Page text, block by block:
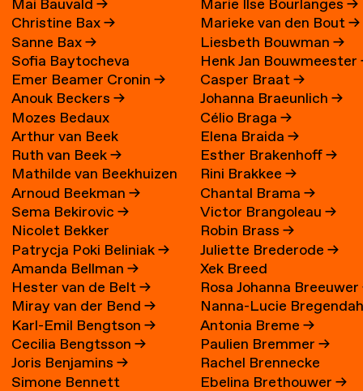
Mai Bauvald→
Christine Bax→
Sanne Bax→
Sofia Baytocheva
Iordanova
Emer Beamer Cronin→
Anouk Beckers→
Mozes Bedaux
Arthur van Beek
Ruth van Beek→
Mathilde van Beekhuizen
→
Arnoud Beekman→
Sema Bekirovic→
Nicolet Bekker
Patrycja Poki Beliniak→
Amanda Bellman→
Hester van de Belt→
Miray van der Bend→
Karl-Emil Bengtson→
Cecilia Bengtsson→
Joris Benjamins→
Simone Bennett
Marie Ilse Bourlanges→
Marieke van den Bout→
Liesbeth Bouwman→
Henk Jan Bouwmeester
Casper Braat→
Johanna Braeunlich→
Célio Braga→
Elena Braida→
Esther Brakenhoff→
Rini Brakkee→
Chantal Brama→
Victor Brangoleau→
Robin Brass→
Juliette Brederode→
Xek Breed
Rosa Johanna Breeuwer
Nanna-Lucie
Axilgård→
Antonia Breme→
Paulien Bremmer→
Rachel Brennecke
Ebelina Brethouwer→